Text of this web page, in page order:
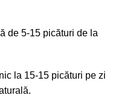
de 5-15 picături de la
la 15-15 picături pe zi